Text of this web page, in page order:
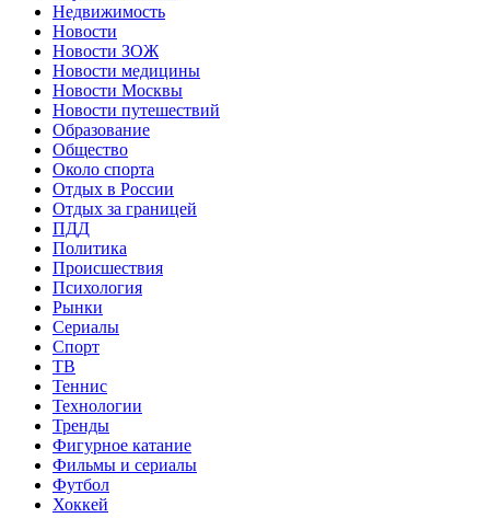
Недвижимость
Новости
Новости ЗОЖ
Новости медицины
Новости Москвы
Новости путешествий
Образование
Общество
Около спорта
Отдых в России
Отдых за границей
ПДД
Политика
Происшествия
Психология
Рынки
Сериалы
Спорт
ТВ
Теннис
Технологии
Тренды
Фигурное катание
Фильмы и сериалы
Футбол
Хоккей